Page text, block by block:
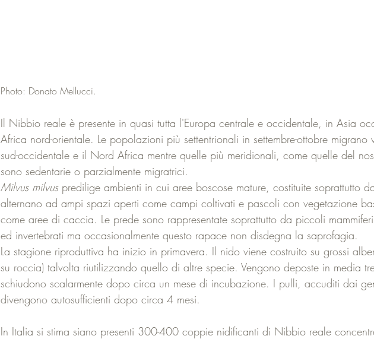
Photo: Donato Mellucci.
Il Nibbio reale è presente in quasi tutta l'Europa centrale e occidentale, in Asia
Africa nord-orientale. Le popolazioni più settentrionali in settembre-ottobre migrano
sud-occidentale e il Nord Africa mentre quelle più meridionali, come quelle del
sono sedentarie o parzialmente migratrici.
Milvus milvus predilige ambienti in cui aree boscose mature, costituite soprattutto
alternano ad ampi spazi aperti come campi coltivati e pascoli con vegetazione
come aree di caccia. Le prede sono rappresentate soprattutto da piccoli
ed invertebrati ma occasionalmente questo rapace non disdegna la saprofagia.
La stagione riproduttiva ha inizio in primavera. Il nido viene costruito su grossi
su roccia) talvolta riutilizzando quello di altre specie. Vengono deposte in media
schiudono scalarmente dopo circa un mese di incubazione. I pulli, accuditi dai
divengono autosufficienti dopo circa 4 mesi.
In Italia si stima siano presenti 300-400 coppie nidificanti di Nibbio reale